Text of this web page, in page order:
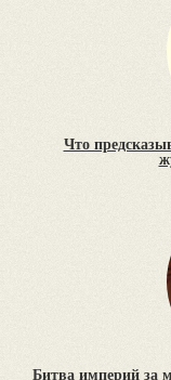
Что
Битва империй за